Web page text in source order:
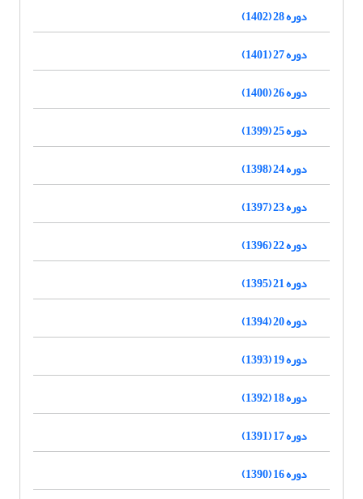
دوره 28 (1402)
دوره 27 (1401)
دوره 26 (1400)
دوره 25 (1399)
دوره 24 (1398)
دوره 23 (1397)
دوره 22 (1396)
دوره 21 (1395)
دوره 20 (1394)
دوره 19 (1393)
دوره 18 (1392)
دوره 17 (1391)
دوره 16 (1390)